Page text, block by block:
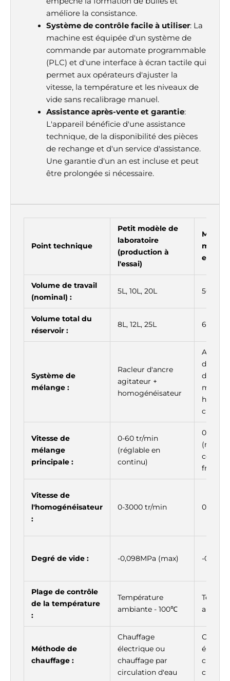
améliore la consistance.
Système de contrôle facile à utiliser: La
machine est équipée d'un système de
commande par automate programmable
(PLC) et d'une interface à écran tactile qui
permet aux opérateurs d'ajuster la
vitesse, la température et les niveaux de
vide sans recalibrage manuel.
Assistance après-vente et garantie:
L'appareil bénéficie d'une assistance
technique, de la disponibilité des pièces
de rechange et d'un service d'assistance.
Une garantie d'un an est incluse et peut
être prolongée si nécessaire.
Point technique
Petit modèle de
laboratoire
(production à
l'essai)
en
Volume de travail
(nominal) :
5L, 10L, 20L 50L,
Volume total du
réservoir :
8L, 12L, 25L 65L,
Système de
mélange :
Racleur d'ancre
agitateur +
homogénéisateur
Vitesse de
mélange
principale :
0-60 tr/min
(réglable en
continu)
0-60
Vitesse de
l'homogénéisateur
:
0-3000 tr/min 0-
Degré de vide : -0,098MPa (max) -
Plage de contrôle
de la température
:
Température
ambiante - 100℃
Méthode de
chauffage :
Chauffage
électrique ou
chauffage par
circulation d'eau